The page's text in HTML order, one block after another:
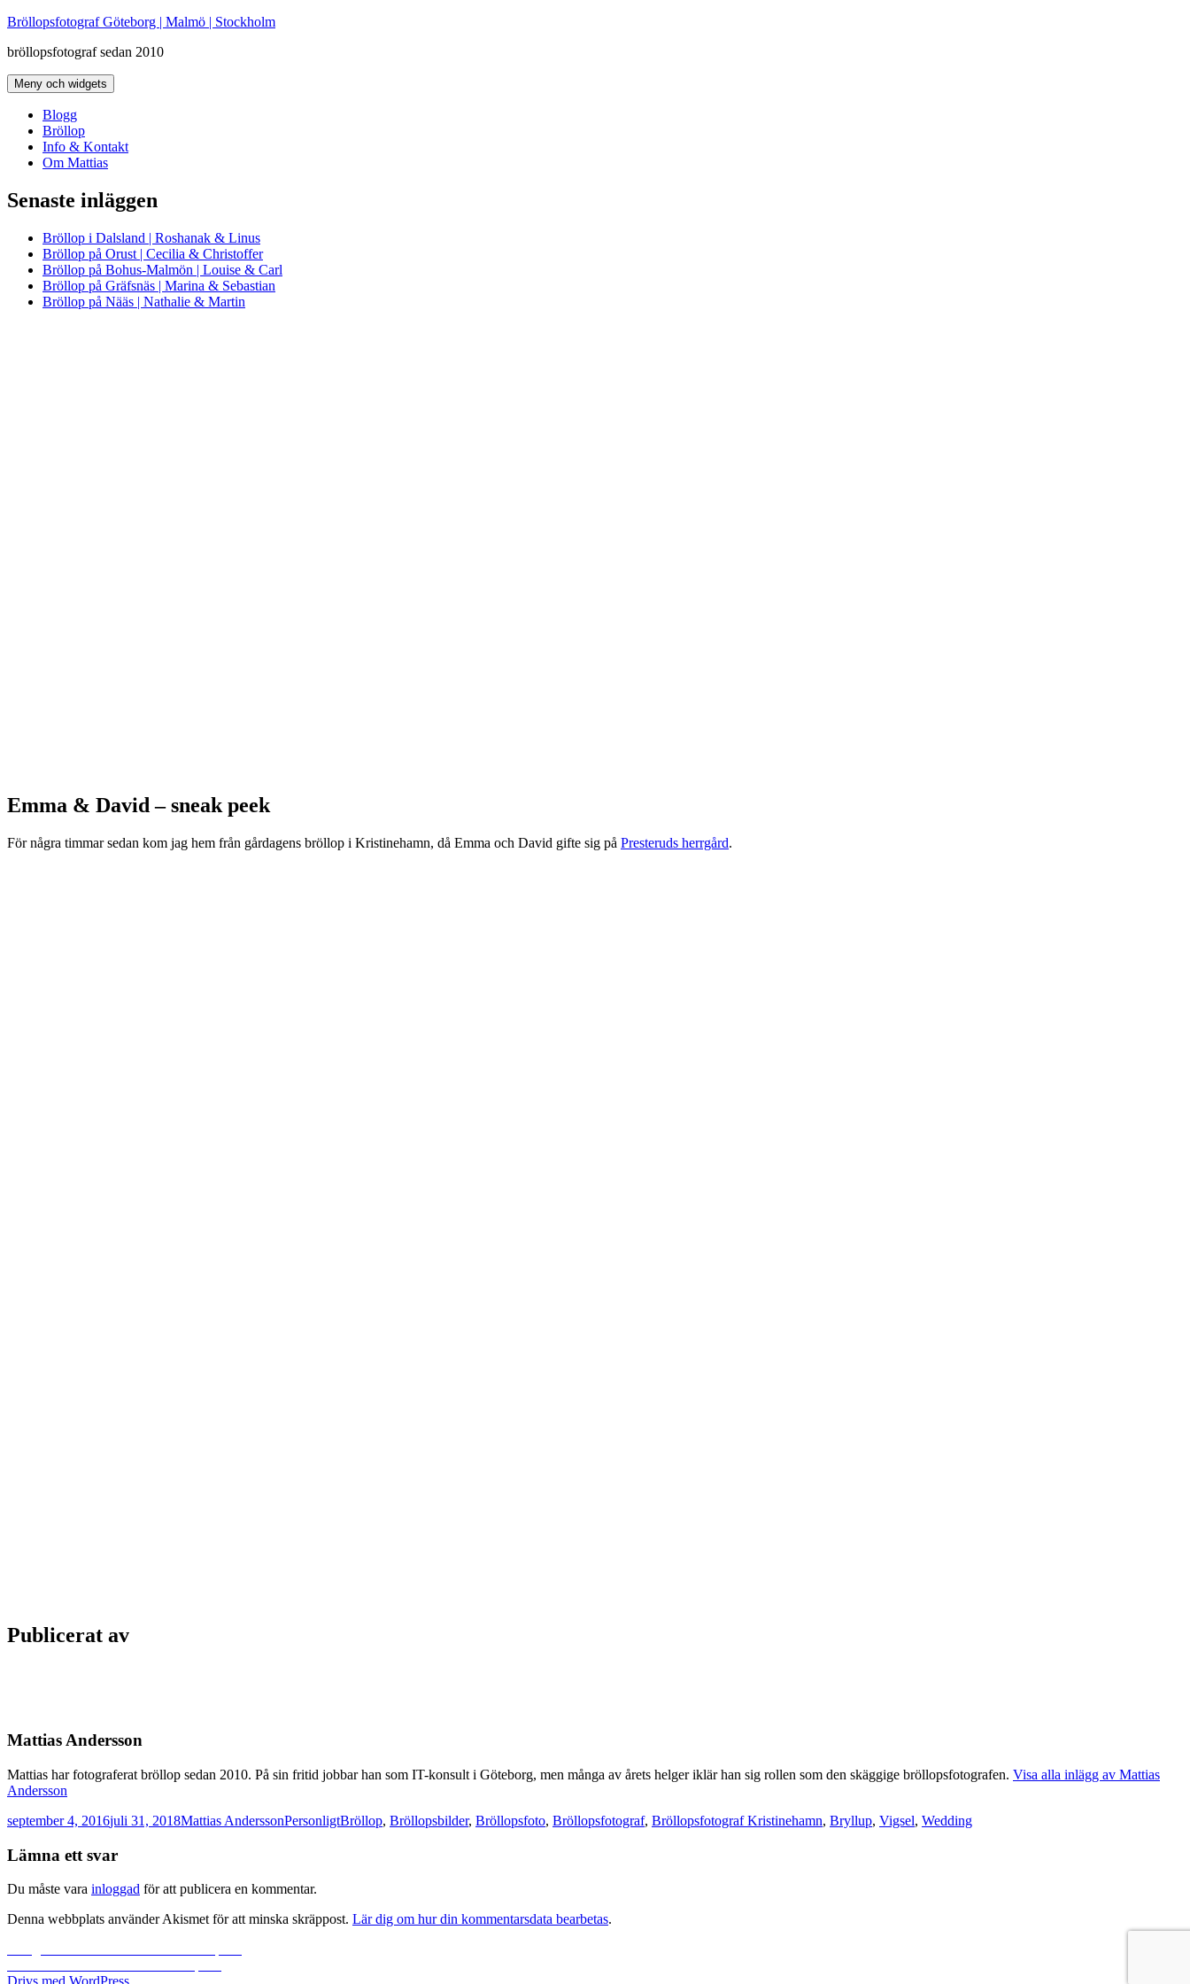
Hoppa
innehåll
Bröllopsfotograf Göteborg | Malmö | Stockholm
bröllopsfotograf sedan 2010
Meny och widgets
Blogg
Bröllop
Info & Kontakt
Om Mattias
Senaste inläggen
Bröllop i Dalsland | Roshanak & Linus
Bröllop på Orust | Cecilia & Christoffer
Bröllop på Bohus-Malmön | Louise & Carl
Bröllop på Gräfsnäs | Marina & Sebastian
Bröllop på Nääs | Nathalie & Martin
Emma & David – sneak peek
För några timmar sedan kom jag hem från gårdagens bröllop i Kristinehamn, då Emma och David gifte sig på Presteruds herrgård.
Publicerat av
Mattias Andersson
Mattias har fotograferat bröllop sedan 2010. På sin fritid jobbar han som IT-konsult i Göteborg, men många av årets helger iklär han sig rollen som den skäggige bröllopsfotografen. Visa alla inlägg av Mattias
Andersson
Postat
september 4, 2016juli 31, 2018Författare
Mattias AnderssonKategorier
PersonligtTaggar
Bröllop, Bröllopsbilder, Bröllopsfoto, Bröllopsfotograf, Bröllopsfotograf Kristinehamn, Bryllup, Vigsel, Wedding
Lämna ett svar
Du måste vara inloggad för att publicera en kommentar.
Denna webbplats använder Akismet för att minska skräppost. Lär dig om hur din kommentarsdata bearbetas.
Inläggsnavigering
inlägg: